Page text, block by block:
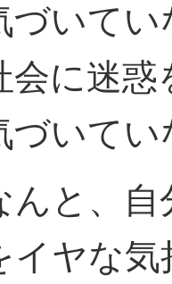
づいて
会に迷惑
づいて
んと、
イヤな